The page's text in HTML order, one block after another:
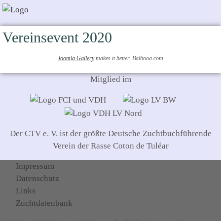
Vereinsevent 2020
Joomla Gallerymakes it better. Balbooa.com
Mitglied im
Der CTV e. V. ist der größte Deutsche Zuchtbuchführende
Verein der Rasse Coton de Tuléar
Impressum
Datenschutz
Links
Zuchtdatenbank